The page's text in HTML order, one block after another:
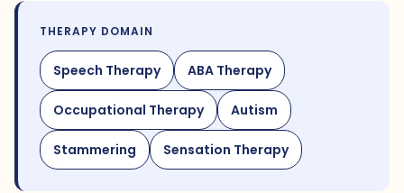
THERAPY DOMAIN
Speech Therapy ABA Therapy
Occupational Therapy Autism
Stammering Sensation Therapy